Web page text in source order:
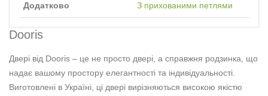
Додатково З прихованими петлями
Dooris
Двері від Dooris – це не просто двері, а справжня родзинка, що
надає вашому простору елегантності та індивідуальності.
Виготовлені в Україні, ці двері вирізняються високою якістю